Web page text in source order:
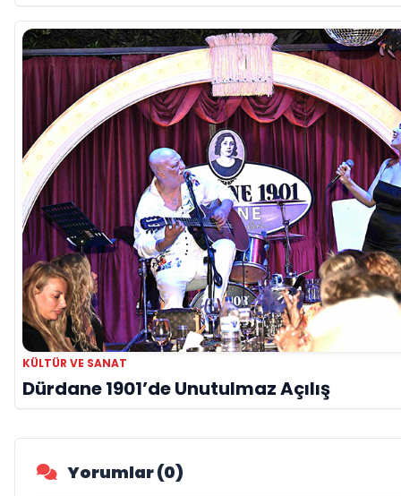
KÜLTÜR VE SANAT
Dürdane 1901’de Unutulmaz Açılış
Yorumlar (0)